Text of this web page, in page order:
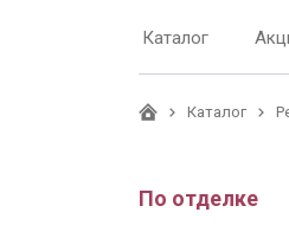
Каталог
Каталог
По отделке